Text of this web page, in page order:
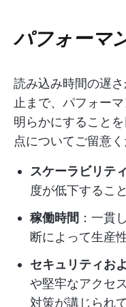
パフォーマ
読み込み時間の遅
止まで、パフォー
明らかにすること
点についてご留意く
スケーラビリティ
度が低下するこ
稼働時間 ：一貫
断によって生産
セキュリティお
や堅牢なアクセ
対策が講じられ